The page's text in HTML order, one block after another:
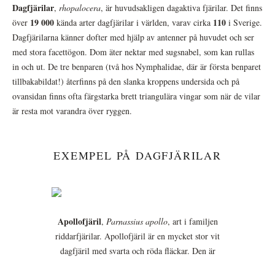
Dagfjärilar, rhopalocera, är huvudsakligen dagaktiva fjärilar. Det finns
över 19 000 kända arter dagfjärilar i världen, varav cirka 110 i Sverige.
Dagfjärilarna känner dofter med hjälp av antenner på huvudet och ser
med stora facettögon. Dom äter nektar med sugsnabel, som kan rullas
in och ut. De tre benparen (två hos Nymphalidae, där är första benparet
tillbakabildat!) återfinns på den slanka kroppens undersida och på
ovansidan finns ofta färgstarka brett triangulära vingar som när de vilar
är resta mot varandra över ryggen.
EXEMPEL PÅ DAGFJÄRILAR
Apollofjäril, Parnassius apollo, art i familjen
riddarfjärilar. Apollofjäril är en mycket stor vit
dagfjäril med svarta och röda fläckar. Den är